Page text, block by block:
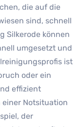
die auf die
sind, schnell
Silkerode können
umgesetzt und
ist
oder ein
effizient
einer Notsituation
der